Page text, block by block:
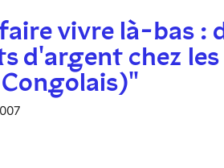
vivre là-bas :
d'argent chez
Congolais)"